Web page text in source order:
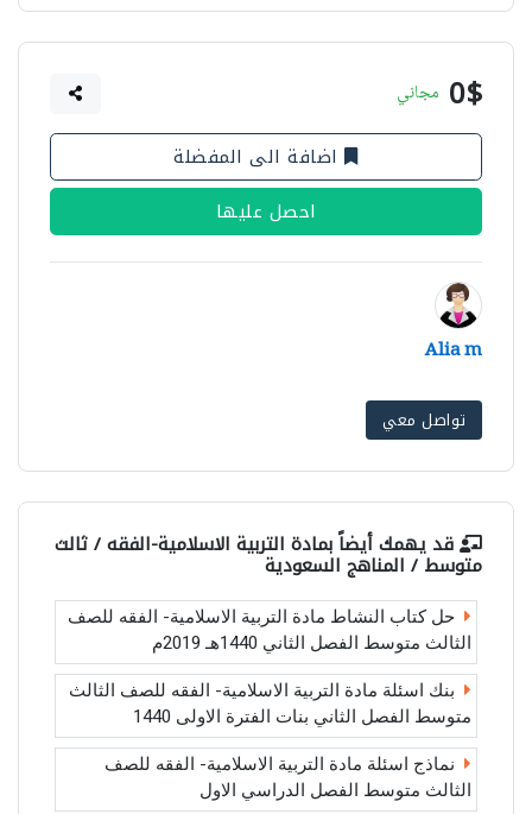
0$ مجاني
اضافة الى المفضلة
احصل عليها
Alia m
تواصل معي
قد يهمك أيضاً بمادة التربية الاسلامية-الفقه / ثالث
متوسط / المناهج السعودية
حل كتاب النشاط مادة التربية الاسلامية- الفقه للصف
الثالث متوسط الفصل الثاني 1440هـ 2019م
بنك اسئلة مادة التربية الاسلامية- الفقه للصف الثالث
متوسط الفصل الثاني بنات الفترة الاولى 1440
نماذج اسئلة مادة التربية الاسلامية- الفقه للصف
الثالث متوسط الفصل الدراسي الاول